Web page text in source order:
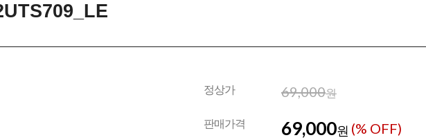
정상가 69,000원
판매가격 69,000원 (% OFF)